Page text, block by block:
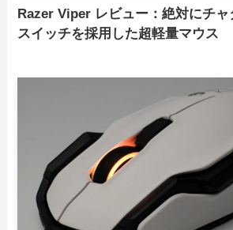
Razer Viper レビュー：絶対にチ
スイッチを採用した超軽量マウス